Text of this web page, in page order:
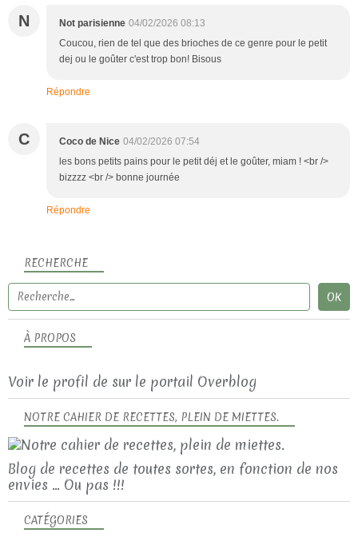
N Not parisienne 04/02/2026 08:13
Coucou, rien de tel que des brioches de ce genre pour le petit
dej ou le goûter c'est trop bon! Bisous
Répondre
C Coco de Nice 04/02/2026 07:54
les bons petits pains pour le petit déj et le goûter, miam ! <br />
bizzzz <br /> bonne journée
Répondre
RECHERCHE
NOTRE CAHIER DE RECETTES, PLEIN DE MIETTES.
Blog de recettes de toutes sortes, en fonction de nos
envies ... Ou pas !!!
À PROPOS
Voir le profil de sur le portail Overblog
CATÉGORIES